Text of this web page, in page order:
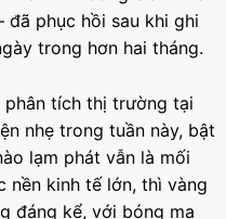
đã phục hồi sau khi ghi
trong hơn hai tháng.
phân tích thị trường tại
nhẹ trong tuần này, bật
lạm phát vẫn là mối
nền kinh tế lớn, thì vàng
đáng kể, với bóng ma